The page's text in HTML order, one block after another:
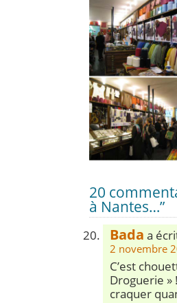
20
à Nantes…”
Bada a
2 novembre
C’est
Droguerie »
craquer